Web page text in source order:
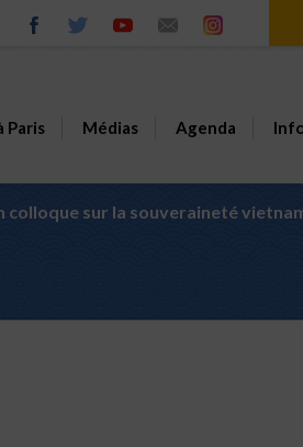
Paris Médias Agenda
colloque sur la souveraineté